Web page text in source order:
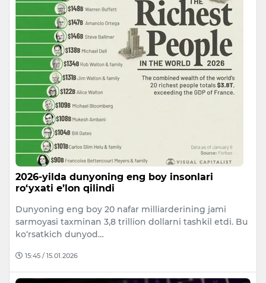
2026-yilda dunyoning eng boy insonlari
ro‘yxati e’lon qilindi
Dunyoning eng boy 20 nafar milliarderining jami
sarmoyasi taxminan 3,8 trillion dollarni tashkil etdi. Bu
ko‘rsatkich dunyod…
15:45 / 15.01.2026